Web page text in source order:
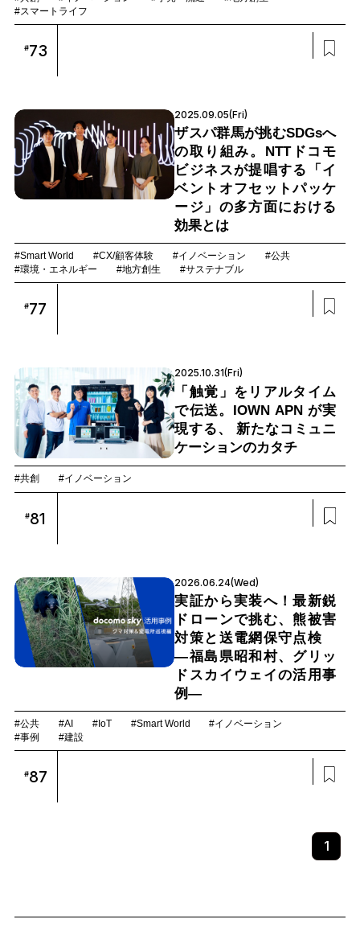
#スマートライフ
#73
2025.09.05(Fri)
ザスパ群馬が挑むSDGsへ
の取り組み。NTTドコモ
ビジネスが提唱する「イ
ベントオフセットパッケ
ージ」の多方面における
効果とは
#Smart World #CX/顧客体験 #イノベーション
#公共
#環境・エネルギー
#地方創生 #サステナブル
#77
2025.10.31(Fri)
「触覚」をリアルタイム
で伝送。IOWN APN が実
現する、 新たなコミュニ
ケーションのカタチ
#共創 #イノベーション
#81
2026.06.24(Wed)
実証から実装へ！最新鋭
ドローンで挑む、熊被害
対策と送電網保守点検
―福島県昭和村、グリッ
ドスカイウェイの活用事
例―
#公共 #AI #IoT #Smart World
#イノベーション
#事例
#建設
#87
1